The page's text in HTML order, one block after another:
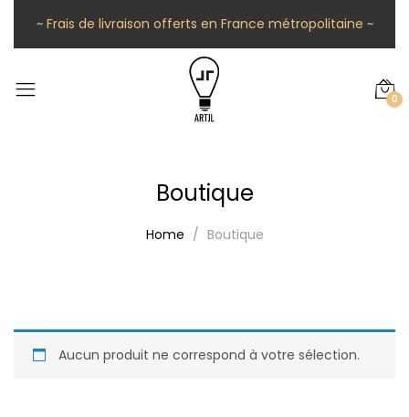
~ Frais de livraison offerts en France métropolitaine ~
0
Boutique
Home Boutique
Aucun produit ne correspond à votre sélection.